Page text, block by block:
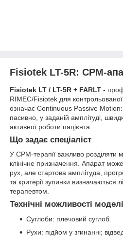
Fisiotek LT-5R: CPM-
Fisiotek LT / LT-5R + FARLT -
RIMEC/Fisiotek для контрольованої
означає Continuous Passive Motion:
пасивно, у заданій амплітуді,
активної роботи пацієнта.
Що задає спеціаліст
У CPM-терапії важливо розділяти
клінічне призначення. Апарат
рух, але стартова амплітуда,
та критерії зупинки визначаються
терапевтом.
Технічні можливості моделі
Суглоби: плечовий суглоб.
Рухи: підйом у згинанні;